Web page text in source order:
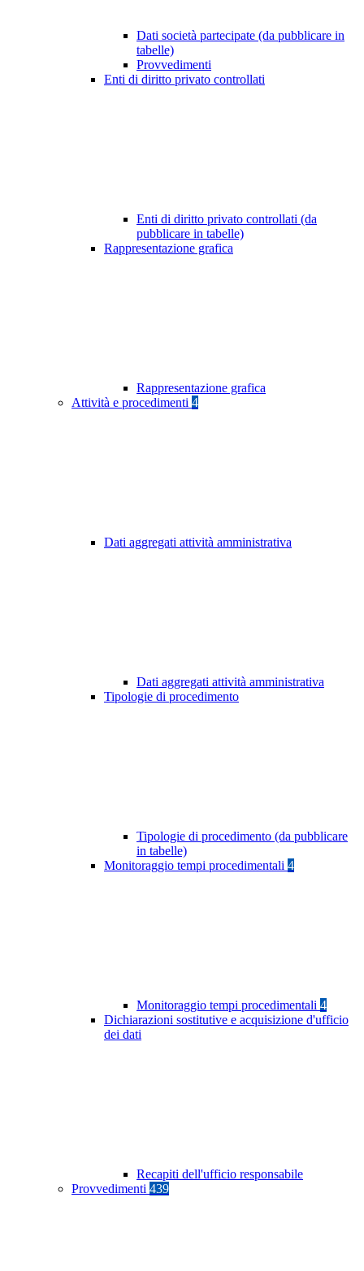
Dati società partecipate (da pubblicare in
tabelle)
Provvedimenti
Enti di diritto privato controllati
Enti di diritto privato controllati (da
pubblicare in tabelle)
Rappresentazione grafica
Rappresentazione grafica
Attività e procedimenti 4
Dati aggregati attività amministrativa
Dati aggregati attività amministrativa
Tipologie di procedimento
Tipologie di procedimento (da pubblicare
in tabelle)
Monitoraggio tempi procedimentali 4
Monitoraggio tempi procedimentali 4
Dichiarazioni sostitutive e acquisizione d'ufficio
dei dati
Recapiti dell'ufficio responsabile
Provvedimenti 439